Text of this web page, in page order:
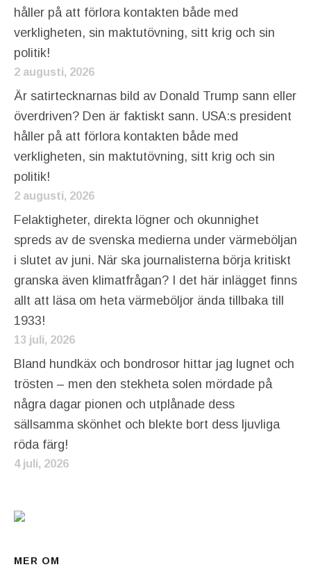
håller på att förlora kontakten både med
verkligheten, sin maktutövning, sitt krig och sin
politik!
2 augusti, 2026
Är satirtecknarnas bild av Donald Trump sann eller
överdriven? Den är faktiskt sann. USA:s president
håller på att förlora kontakten både med
verkligheten, sin maktutövning, sitt krig och sin
politik!
2 augusti, 2026
Felaktigheter, direkta lögner och okunnighet
spreds av de svenska medierna under värmeböljan
i slutet av juni. När ska journalisterna börja kritiskt
granska även klimatfrågan? I det här inlägget finns
allt att läsa om heta värmeböljor ända tillbaka till
1933!
13 juli, 2026
Bland hundkäx och bondrosor hittar jag lugnet och
trösten – men den stekheta solen mördade på
några dagar pionen och utplånade dess
sällsamma skönhet och blekte bort dess ljuvliga
röda färg!
4 juli, 2026
MER OM